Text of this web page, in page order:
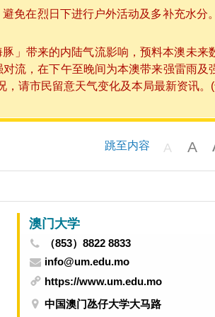
免在烈日下进行户外活动及多补充水分
」带来的内陆气流影响，预料本澳未来
流，在下午至晚间为本澳带来强雷雨及
请市民留意天气变化及本局最新资讯。
跳至内容 A A
澳门大学
（853）8822 8833
info@um.edu.mo
https://www.um.edu.mo
中国澳门氹仔大学大马路